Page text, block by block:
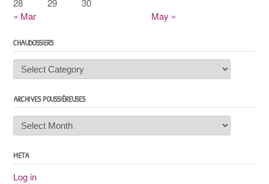
« Mar May »
28
29 30
CHAUDOSSIERS
Chaudossiers
ARCHIVES POUSSIÉREUSES
Archives
poussiéreuses
META
Log in